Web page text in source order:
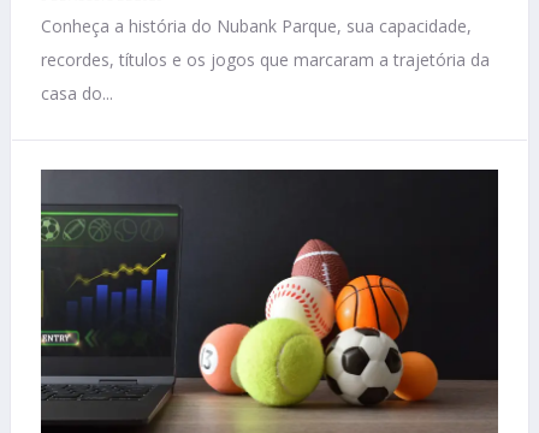
Conheça a história do Nubank Parque, sua capacidade,
recordes, títulos e os jogos que marcaram a trajetória da
casa do...